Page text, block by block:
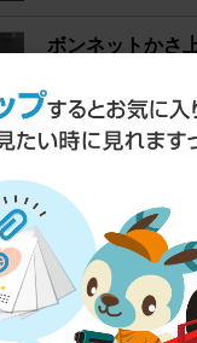
ボンネットかさ
グレッチさん
26
11
エアコンドレン
ジムニー [JB23W]
Compact Blueさん
61
16